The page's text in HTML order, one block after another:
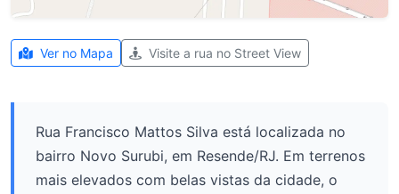
Ver no Mapa Visite a rua no Street View
Rua Francisco Mattos Silva está localizada no
bairro Novo Surubi, em Resende/RJ. Em terrenos
mais elevados com belas vistas da cidade, o